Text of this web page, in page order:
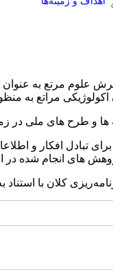
علوم مرتع به عنوان
مراتع به
ها و طرح های ملی در
تبادل افکار و
های انجام شده در
کلان با استناد